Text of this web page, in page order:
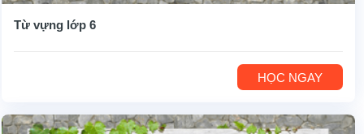
Từ vựng lớp 6
HỌC NGAY